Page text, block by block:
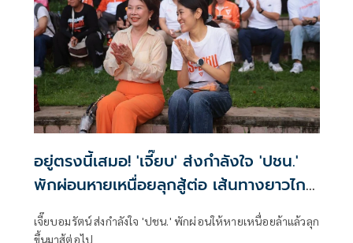
อยู่ตรงนี้เสมอ! 'เจี๊ยบ' ส่งกำลังใจ 'ปชน.'
พักผ่อนหายเหนื่อยลุกสู้ต่อ เส้นทางยาวไกล
จะไม่หยุดฝัน
เจี๊ยบอมรัตน์ ส่งกำลังใจ 'ปชน.' พักผ่อนให้หายเหนื่อยล้าแล้วลุก
ขึ้นมาสู้ต่อไป